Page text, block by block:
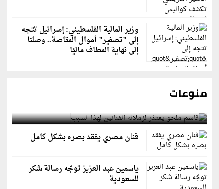
وزير المالية الفلسطيني: إسرائيل تتجه
إلى "تصفير" أموال المقاصة.. وصلنا
إلى نهاية المطاف ماليًا
منوعات
قاسم ملحو يعتذر لزملائه الفنانين لهذا السبب
فنان مصري يفقد بصره بشكل كامل
ياسمين عبد العزيز توجّه رسالة شكر
للسعودية